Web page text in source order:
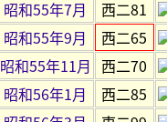
昭和55年7月
西二81
昭和55年9月
西二65
昭和55年11月 西二70
昭和56年1月
西二85